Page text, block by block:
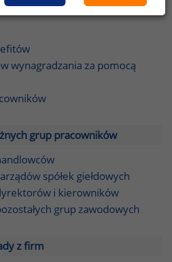
wynagradzania za pomocą
grup pracowników
spółek giełdowych
i kierowników
grup zawodowych
z firm